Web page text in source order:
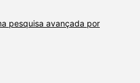
pesquisa avançada por